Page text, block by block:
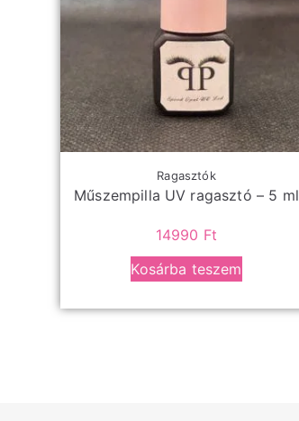
Ragasztók
Műszempilla UV ragasztó – 5 ml
14990 Ft
Kosárba teszem